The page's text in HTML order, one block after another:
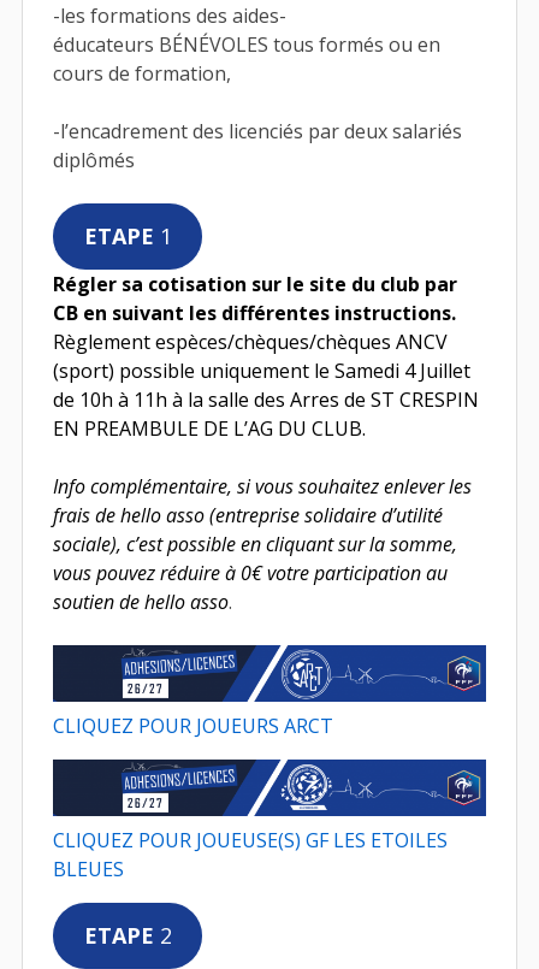
-les formations des aides-
éducateurs BÉNÉVOLES tous formés ou en
cours de formation,
-l’encadrement des licenciés par deux salariés
diplômés
ETAPE 1
Régler sa cotisation sur le site du club par
CB en suivant les différentes instructions.
Règlement espèces/chèques/chèques ANCV
(sport) possible uniquement le Samedi 4 Juillet
de 10h à 11h à la salle des Arres de ST CRESPIN
EN PREAMBULE DE L’AG DU CLUB.
Info complémentaire, si vous souhaitez enlever les
frais de hello asso (entreprise solidaire d’utilité
sociale), c’est possible en cliquant sur la somme,
vous pouvez réduire à 0€ votre participation au
soutien de hello asso.
CLIQUEZ POUR JOUEURS ARCT
CLIQUEZ POUR JOUEUSE(S) GF LES ETOILES
BLEUES
ETAPE 2